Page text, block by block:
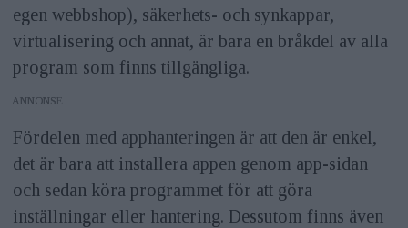
egen webbshop), säkerhets- och synkappar,
virtualisering och annat, är bara en bråkdel av alla
program som finns tillgängliga.
ANNONS
Fördelen med apphanteringen är att den är enkel,
det är bara att installera appen genom app-sidan
och sedan köra programmet för att göra
inställningar eller hantering. Dessutom finns även